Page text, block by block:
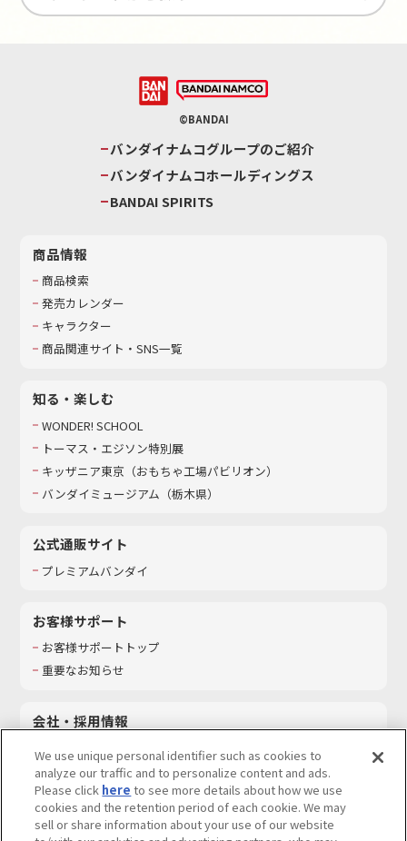
©BANDAI
バンダイナムコグループのご紹介
バンダイナムコホールディングス
BANDAI SPIRITS
商品情報
商品検索
発売カレンダー
キャラクター
商品関連サイト・SNS一覧
知る・楽しむ
WONDER! SCHOOL
トーマス・エジソン特別展
キッザニア東京（おもちゃ工場パビリオン）​
バンダイミュージアム（栃木県）
公式通販サイト
プレミアムバンダイ
お客様サポート
お客様サポートトップ
重要なお知らせ
会社・採用情報
採用情報
サステナビリティ
お問い合わせ
We use unique personal identifier such as cookies to
analyze our traffic and to personalize content and ads.
Please click here to see more details about how we use
cookies and the retention period of each cookie. We may
sell or share information about your use of our website